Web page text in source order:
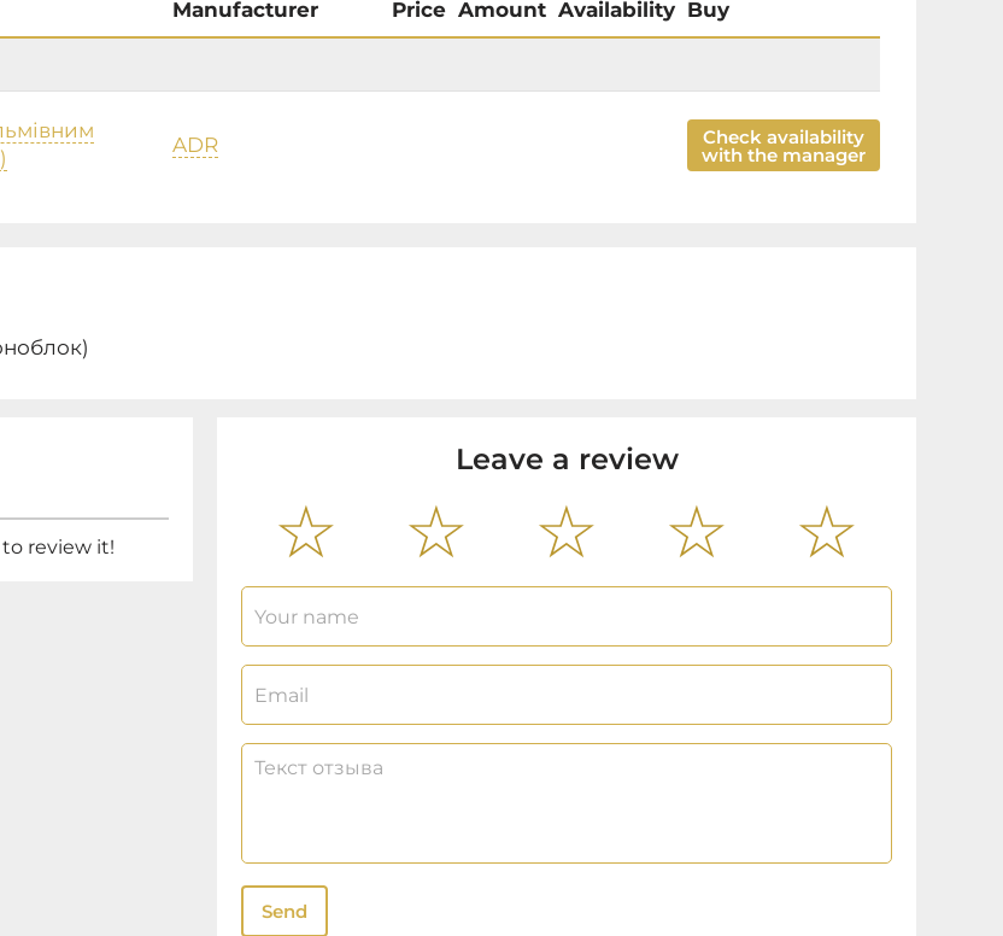
Manufacturer Price Amount Availability Buy
ADR Check availability
with the manager
review it!
Leave a review
Send